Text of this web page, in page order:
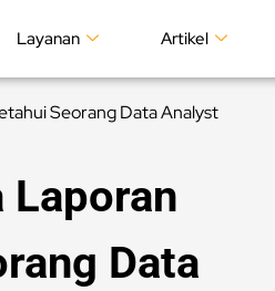
Layanan Artikel
Seorang Data Analyst
Laporan
Data